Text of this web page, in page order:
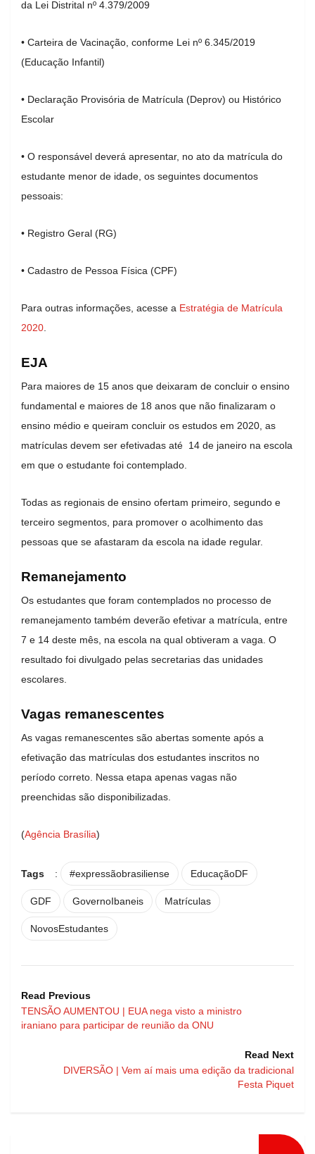
da Lei Distrital nº 4.379/2009
• Carteira de Vacinação, conforme Lei nº 6.345/2019
(Educação Infantil)
• Declaração Provisória de Matrícula (Deprov) ou Histórico
Escolar
• O responsável deverá apresentar, no ato da matrícula do
estudante menor de idade, os seguintes documentos
pessoais:
• Registro Geral (RG)
• Cadastro de Pessoa Física (CPF)
Para outras informações, acesse a Estratégia de Matrícula
2020
EJA
Para maiores de 15 anos que deixaram de concluir o ensino
fundamental e maiores de 18 anos que não finalizaram o
ensino médio e queiram concluir os estudos em 2020, as
matrículas devem ser efetivadas até 14 de janeiro na escola
em que o estudante foi contemplado.
Todas as regionais de ensino ofertam primeiro, segundo e
terceiro segmentos, para promover o acolhimento das
pessoas que se afastaram da escola na idade regular.
Remanejamento
Os estudantes que foram contemplados no processo de
remanejamento também deverão efetivar a matrícula, entre
7 e 14 deste mês, na escola na qual obtiveram a vaga. O
resultado foi divulgado pelas secretarias das unidades
escolares.
Vagas remanescentes
As vagas remanescentes são abertas somente após a
efetivação das matrículas dos estudantes inscritos no
período correto. Nessa etapa apenas vagas não
preenchidas são disponibilizadas.
(Agência Brasília)
Tags : #expressãobrasiliense EducaçãoDF
GDF GovernoIbaneis Matrículas
NovosEstudantes
Read Previous
TENSÃO AUMENTOU | EUA nega visto a ministro
iraniano para participar de reunião da ONU
Read Next
DIVERSÃO | Vem aí mais uma edição da tradicional
Festa Piquet